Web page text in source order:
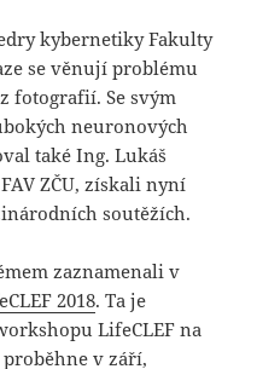
kybernetiky Fakulty
se věnují problému
fotografií. Se svým
neuronových
také Ing. Lukáš
ZČU, získali nyní
soutěžích.
zaznamenali v
2018. Ta je
LifeCLEF na
proběhne v září,